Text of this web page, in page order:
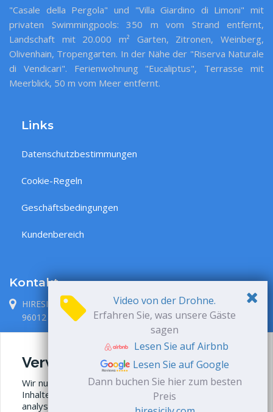
Video von der Drohne.
Erfahren Sie, was unsere Gäste
sagen
Lesen Sie auf Airbnb
Lesen Sie auf Google
Dann buchen Sie hier zum besten
Preis
"Casale della Pergola" und "Villa Giardino di Limoni" mit
privaten Swimmingpools: 350 m vom Strand entfernt,
Landschaft mit 20.000 m² Garten, Zitronen, Weinberg,
Olivenhain, Tropengarten. In der Nähe der "Riserva Naturale
di Vendicari". Ferienwohnung "Eucaliptus", Terrasse mit
Meerblick, 50 m vom Meer entfernt.
Links
Datenschutzbestimmungen
Cookie-Regeln
Geschäftsbedingungen
Kundenbereich
Kontakt
HIRESICILY S.R.L., via P. Metastasio 1
96012 Avola, Siracusa, Italia
info@hiresicily.com
Verwendung von Cookies
Wir nutzen Cookies (auch von Drittanbietern), um
Inhalte zu personalisieren und Surfverhalten zu
analysieren.
Mehr über Cookies